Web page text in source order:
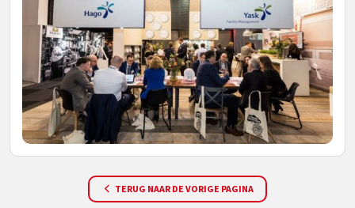
TERUG NAAR DE VORIGE PAGINA